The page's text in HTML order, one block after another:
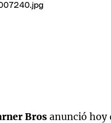
Brosanunció hoy